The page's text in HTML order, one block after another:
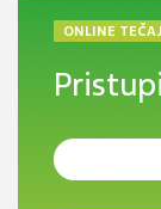
ONLINE TEČAJ